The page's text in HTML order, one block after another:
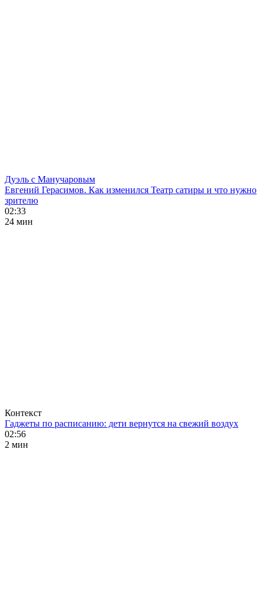
Дуэль с Манучаровым
Евгений Герасимов. Как изменился Театр сатиры и что нужно
зрителю
02:33
24 мин
Контекст
Гаджеты по расписанию: дети вернутся на свежий воздух
02:56
2 мин